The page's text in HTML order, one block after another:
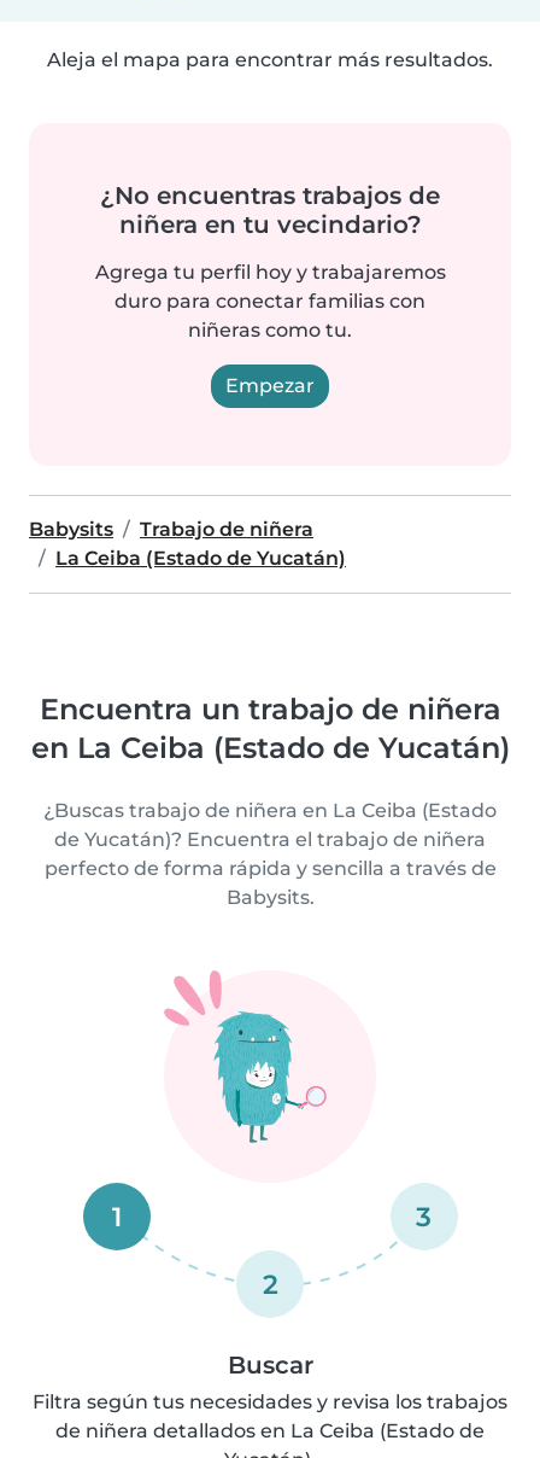
Aleja el mapa para encontrar más resultados.
¿No encuentras trabajos de
niñera en tu vecindario?
Agrega tu perfil hoy y trabajaremos
duro para conectar familias con
niñeras como tu.
Empezar
Babysits
Trabajo de niñera
La Ceiba (Estado de Yucatán)
Encuentra un trabajo de niñera
en La Ceiba (Estado de Yucatán)
¿Buscas trabajo de niñera en La Ceiba (Estado
de Yucatán)? Encuentra el trabajo de niñera
perfecto de forma rápida y sencilla a través de
Babysits.
1
2
3
Buscar
Filtra según tus necesidades y revisa los trabajos
de niñera detallados en La Ceiba (Estado de